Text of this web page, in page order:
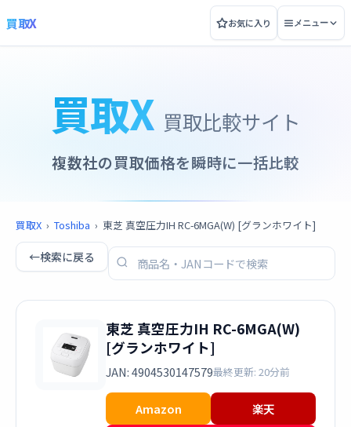
買取X お気に入り メニュー
買取X 買取比較サイト
複数社の買取価格を瞬時に一括比較
買取X › Toshiba › 東芝 真空圧力IH RC-6MGA(W) [グランホワイト]
←検索に戻る
東芝 真空圧力IH RC-6MGA(W)
[グランホワイト]
JAN: 4904530147579最終更新: 20分前
Amazon
楽天